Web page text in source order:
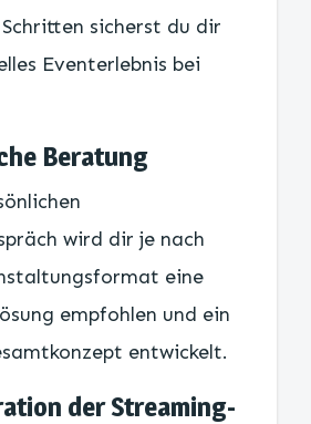
sicherst du dir
Eventerlebnis bei
Beratung
wird dir je nach
eine
empfohlen und ein
entwickelt.
der Streaming-